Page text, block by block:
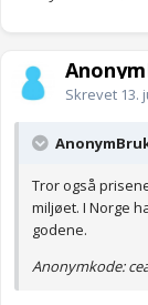
Skrevet 13.
Tror også
miljøet. I Norge
godene.
Anonymkode: